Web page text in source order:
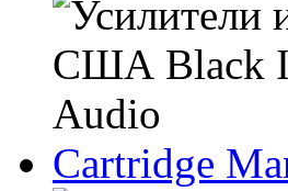
Cartridge